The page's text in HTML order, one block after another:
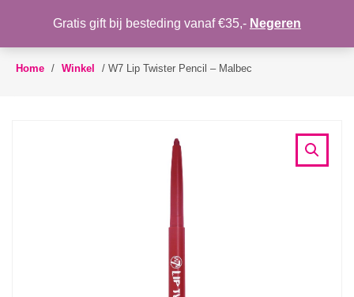
Toggle
WENSLIJST
Home / Winkel / W7 Lip Twister Pencil – Malbec
Gratis gift bij besteding vanaf €35,- Negeren